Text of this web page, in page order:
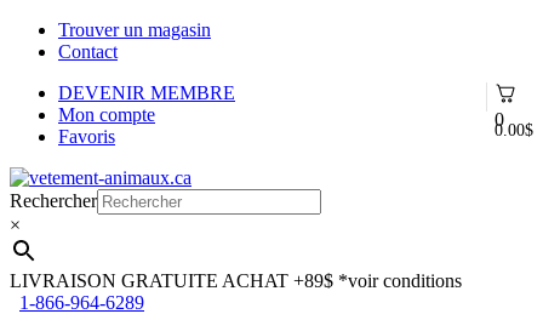
Trouver un magasin
Contact
0
0.00$
DEVENIR MEMBRE
Mon compte
Favoris
Aller
à
la
navigation
Aller
au
contenu
Rechercher
×
LIVRAISON GRATUITE ACHAT +89$ *voir conditions
1-866-964-6289